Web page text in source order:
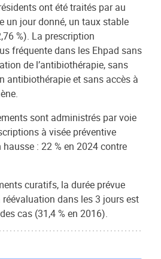
ont été traités par au
un jour donné, un taux stable
%). La prescription
fréquente dans les Ehpad sans
de l’antibiothérapie, sans
antibiothérapie et sans accès à
sont administrés par voie
à visée préventive
: 22 % en 2024 contre
curatifs, la durée prévue
dans les 3 jours est
cas (31,4 % en 2016).